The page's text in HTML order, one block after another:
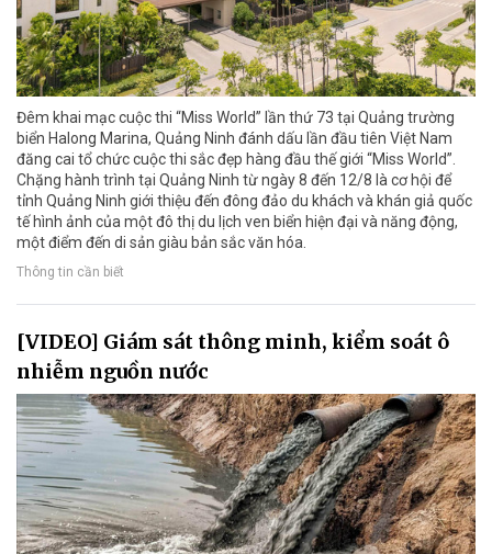
Đêm khai mạc cuộc thi “Miss World” lần thứ 73 tại Quảng trường
biển Halong Marina, Quảng Ninh đánh dấu lần đầu tiên Việt Nam
đăng cai tổ chức cuộc thi sắc đẹp hàng đầu thế giới “Miss World”.
Chặng hành trình tại Quảng Ninh từ ngày 8 đến 12/8 là cơ hội để
tỉnh Quảng Ninh giới thiệu đến đông đảo du khách và khán giả quốc
tế hình ảnh của một đô thị du lịch ven biển hiện đại và năng động,
một điểm đến di sản giàu bản sắc văn hóa.
Thông tin cần biết
[VIDEO] Giám sát thông minh, kiểm soát ô
nhiễm nguồn nước